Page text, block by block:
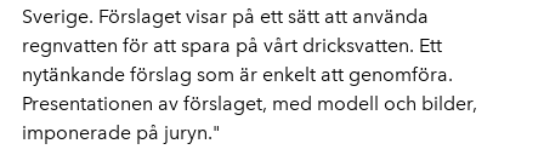
Sverige. Förslaget visar på ett sätt att använda
regnvatten för att spara på vårt dricksvatten. Ett
nytänkande förslag som är enkelt att genomföra.
Presentationen av förslaget, med modell och bilder,
imponerade på juryn."